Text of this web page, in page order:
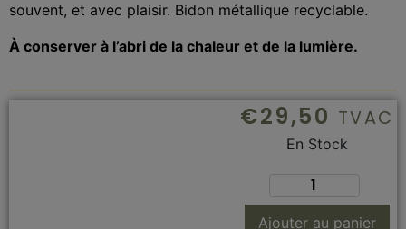
souvent, et avec plaisir. Bidon métallique recyclable.
À conserver à l’abri de la chaleur et de la lumière.
€29,50 TVAC
En Stock
Ajouter au panier